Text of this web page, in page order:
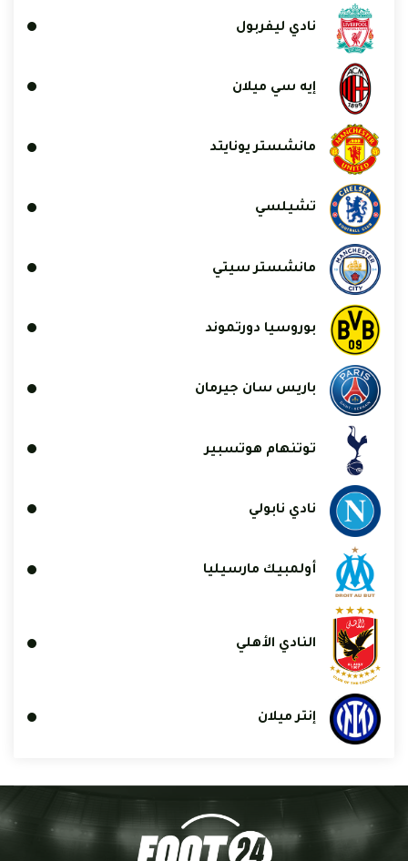
نادي ليفربول
إيه سي ميلان
مانشستر يونايتد
تشيلسي
مانشستر سيتي
بوروسيا دورتموند
باريس سان جيرمان
توتنهام هوتسبير
نادي نابولي
أولمبيك مارسيليا
النادي الأهلي
إنتر ميلان